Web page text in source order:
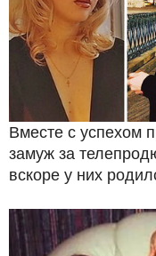
Вместе с успехом
замуж за
вскоре у них